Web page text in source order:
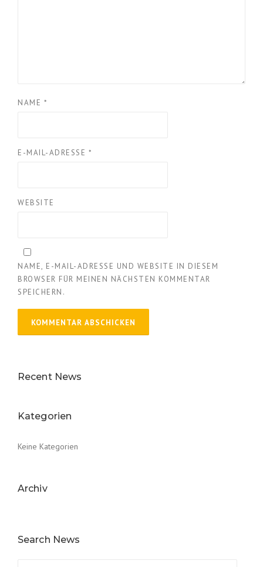
NAME *
E-MAIL-ADRESSE *
WEBSITE
NAME, E-MAIL-ADRESSE UND WEBSITE IN DIESEM
BROWSER FÜR MEINEN NÄCHSTEN KOMMENTAR
SPEICHERN.
Recent News
Kategorien
Keine Kategorien
Archiv
Search News